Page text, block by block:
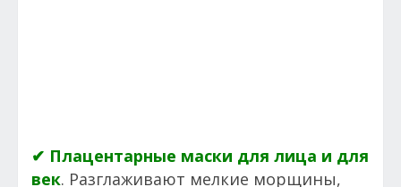
✔ Плацентарные маски для лица и для
век. Разглаживают мелкие морщины,